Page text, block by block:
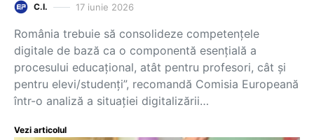
C.I. 17 iunie 2026
România trebuie să consolideze competențele
digitale de bază ca o componentă esențială a
procesului educațional, atât pentru profesori, cât și
pentru elevi/studenți”, recomandă Comisia Europeană
într-o analiză a situației digitalizării…
Vezi articolul